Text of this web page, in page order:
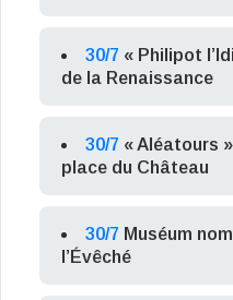
30/7 « Philipot
de la Renaissance
30/7 « Aléatours
place du Château
30/7 Muséum
l’Évêché